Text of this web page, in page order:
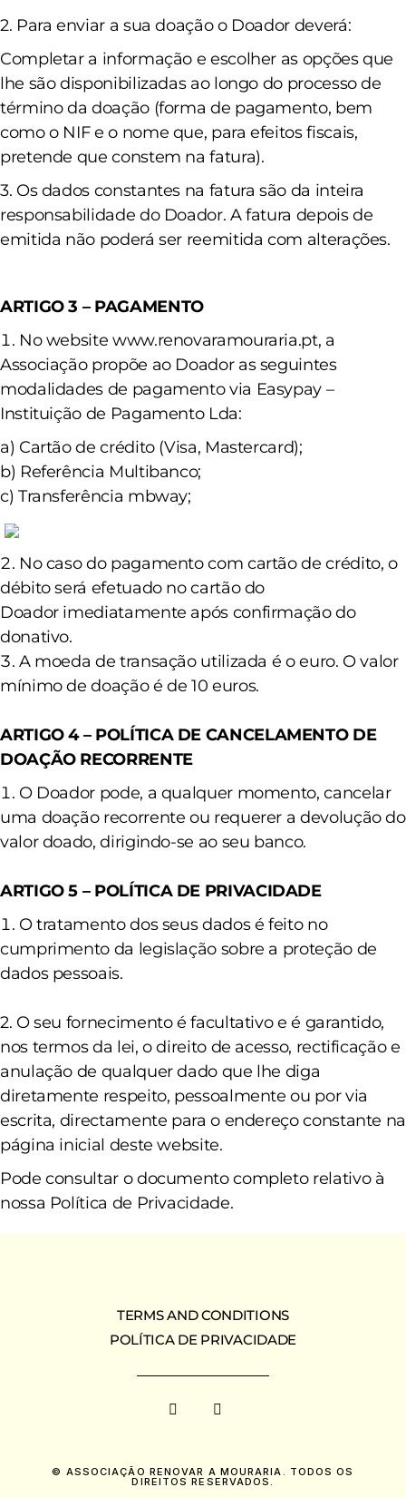
2. Para enviar a sua doação o Doador deverá:
Completar a informação e escolher as opções que
lhe são disponibilizadas ao longo do processo de
término da doação (forma de pagamento, bem
como o NIF e o nome que, para efeitos fiscais,
pretende que constem na fatura).
3. Os dados constantes na fatura são da inteira
responsabilidade do Doador. A fatura depois de
emitida não poderá ser reemitida com alterações.
ARTIGO 3 – PAGAMENTO
No website www.renovaramouraria.pt, a
Associação propõe ao Doador as seguintes
modalidades de pagamento via Easypay –
Instituição de Pagamento Lda:
a) Cartão de crédito (Visa, Mastercard);
b) Referência Multibanco;
c) Transferência mbway;
No caso do pagamento com cartão de crédito, o
débito será efetuado no cartão do
Doador imediatamente após confirmação do
donativo.
A moeda de transação utilizada é o euro. O valor
mínimo de doação é de 10 euros.
ARTIGO 4 – POLÍTICA DE CANCELAMENTO DE
DOAÇÃO RECORRENTE
O Doador pode, a qualquer momento, cancelar
uma doação recorrente ou requerer a devolução do
valor doado, dirigindo-se ao seu banco.
ARTIGO 5 – POLÍTICA DE PRIVACIDADE
O tratamento dos seus dados é feito no
cumprimento da legislação sobre a proteção de
dados pessoais.
2. O seu fornecimento é facultativo e é garantido,
nos termos da lei, o direito de acesso, rectificação e
anulação de qualquer dado que lhe diga
diretamente respeito, pessoalmente ou por via
escrita, directamente para o endereço constante na
página inicial deste website.
Pode consultar o documento completo relativo à
nossa Política de Privacidade.
TERMS AND CONDITIONS
POLÍTICA DE PRIVACIDADE
© ASSOCIAÇÃO RENOVAR A MOURARIA. TODOS OS
DIREITOS RESERVADOS.